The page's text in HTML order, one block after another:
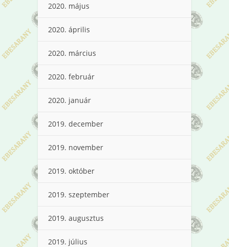
2020. május
2020. április
2020. március
2020. február
2020. január
2019. december
2019. november
2019. október
2019. szeptember
2019. augusztus
2019. július